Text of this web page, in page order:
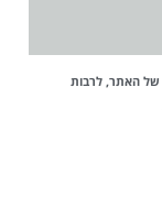
של האתר, לרבות